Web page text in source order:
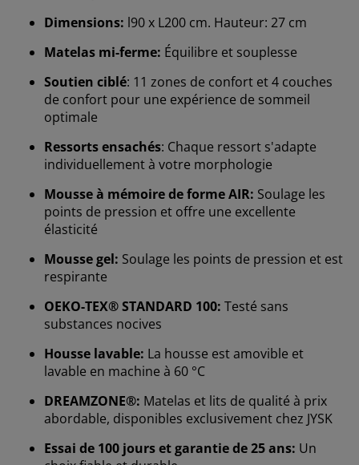
Dimensions: l90 x L200 cm. Hauteur: 27 cm
Matelas mi-ferme: Équilibre et souplesse
Soutien ciblé: 11 zones de confort et 4 couches
de confort pour une expérience de sommeil
optimale
Ressorts ensachés: Chaque ressort s'adapte
individuellement à votre morphologie
Mousse à mémoire de forme AIR: Soulage les
points de pression et offre une excellente
élasticité
Mousse gel: Soulage les points de pression et est
respirante
OEKO-TEX® STANDARD 100: Testé sans
substances nocives
Housse lavable: La housse est amovible et
lavable en machine à 60 °C
DREAMZONE®: Matelas et lits de qualité à prix
abordable, disponibles exclusivement chez JYSK
Essai de 100 jours et garantie de 25 ans: Un
Nous personnalisons votre expérience
Chez JYSK, nous utilisons des cookies et des